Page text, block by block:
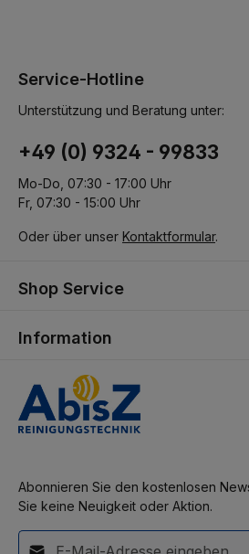
Abonnieren Sie den kostenlosen
Sie keine Neuigkeit oder Aktion.
E-Mail-Adresse*
Service-Hotline
Unterstützung und Beratung unter:
+49 (0) 9324 - 99833
Mo-Do, 07:30 - 17:00 Uhr
Fr, 07:30 - 15:00 Uhr
Oder über unser Kontaktformular.
Shop Service
Information